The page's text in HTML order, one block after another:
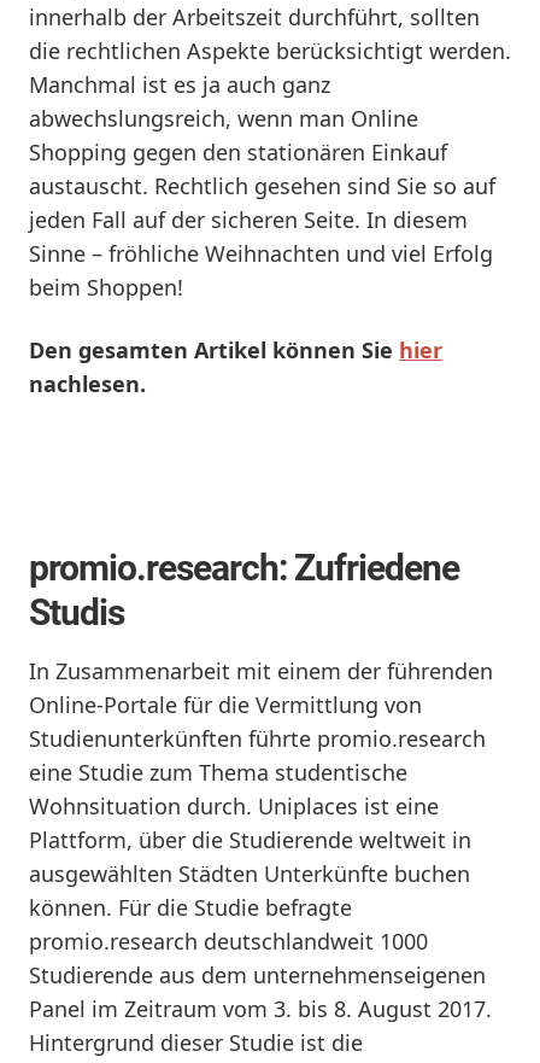
innerhalb der Arbeitszeit durchführt, sollten
die rechtlichen Aspekte berücksichtigt werden.
Manchmal ist es ja auch ganz
abwechslungsreich, wenn man Online
Shopping gegen den stationären Einkauf
austauscht. Rechtlich gesehen sind Sie so auf
jeden Fall auf der sicheren Seite. In diesem
Sinne – fröhliche Weihnachten und viel Erfolg
beim Shoppen!
Den gesamten Artikel können Sie hier
nachlesen.
promio.research: Zufriedene
Studis
In Zusammenarbeit mit einem der führenden
Online-Portale für die Vermittlung von
Studienunterkünften führte promio.research
eine Studie zum Thema studentische
Wohnsituation durch. Uniplaces ist eine
Plattform, über die Studierende weltweit in
ausgewählten Städten Unterkünfte buchen
können. Für die Studie befragte
promio.research deutschlandweit 1000
Studierende aus dem unternehmenseigenen
Panel im Zeitraum vom 3. bis 8. August 2017.
Hintergrund dieser Studie ist die